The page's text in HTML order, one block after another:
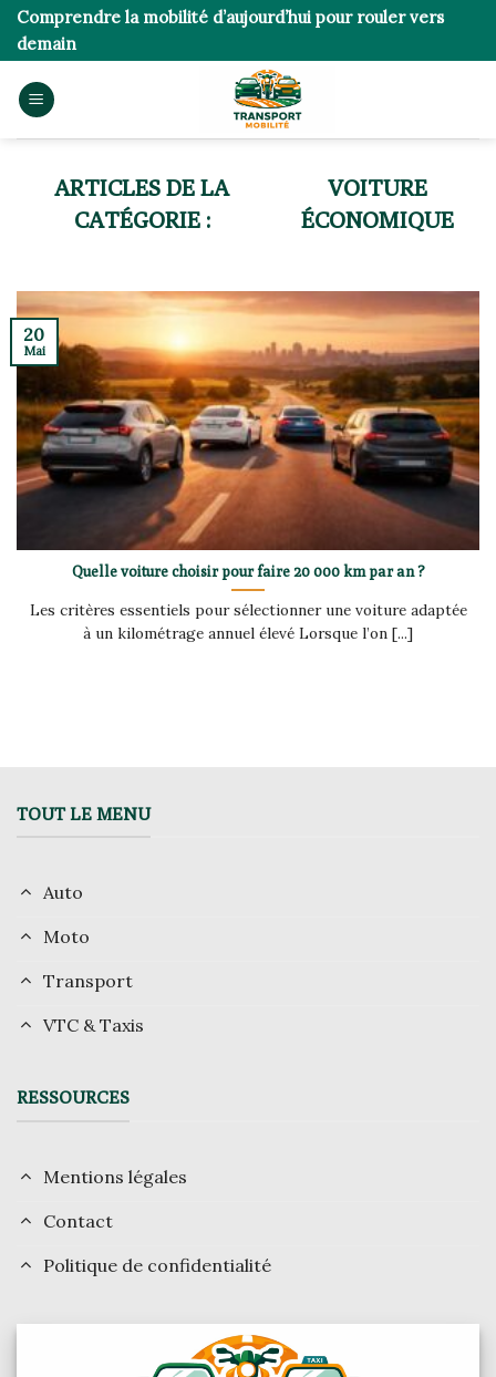
Skip
content
Comprendre la mobilité d’aujourd’hui pour rouler vers
demain
VOITURE
ÉCONOMIQUE
Quelle voiture choisir pour faire 20 000 km par an ?
Les critères essentiels pour sélectionner une voiture adaptée
à un kilométrage annuel élevé Lorsque l’on [...]
20
Mai
TOUT LE MENU
Auto
Moto
Transport
VTC & Taxis
RESSOURCES
Mentions légales
Contact
Politique de confidentialité